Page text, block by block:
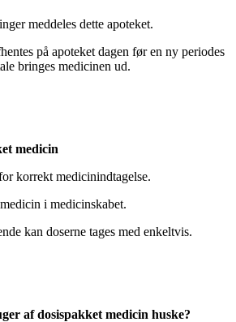
meddeles dette apoteket.
på apoteket dagen før en ny periodes
bringes medicinen ud.
medicin
korrekt medicinindtagelse.
i medicinskabet.
kan doserne tages med enkeltvis.
af dosispakket medicin huske?